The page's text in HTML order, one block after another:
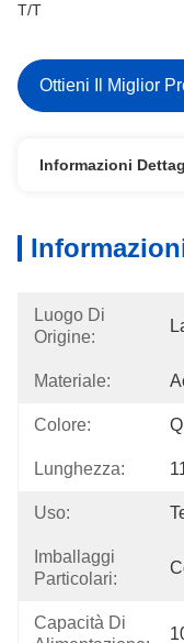
T/T
Ottieni Il Miglior
Informazioni
Luogo Di
Origine:
Materiale:
Colore:
Lunghezza:
Uso:
Imballaggi
Particolari:
Capacità Di